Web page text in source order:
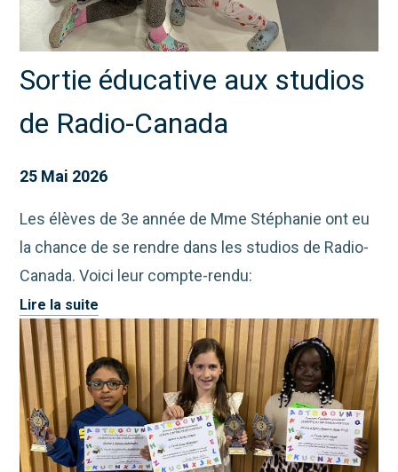
Sortie éducative aux studios
de Radio-Canada
25 Mai 2026
Les élèves de 3e année de Mme Stéphanie ont eu
la chance de se rendre dans les studios de Radio-
Canada. Voici leur compte-rendu:
Lire la suite